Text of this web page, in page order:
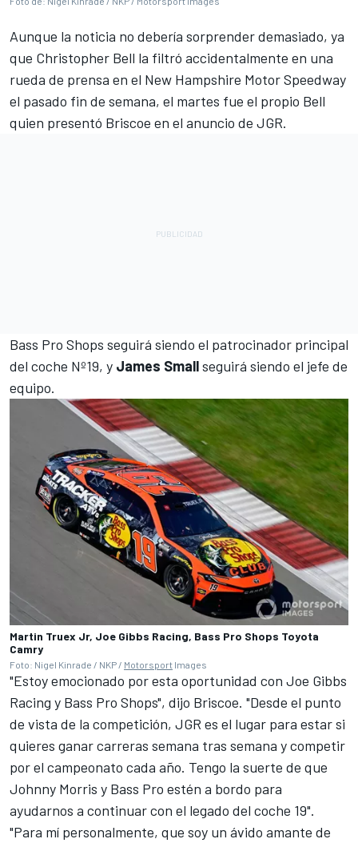
Aunque la noticia no debería sorprender demasiado, ya
que Christopher Bell la filtró accidentalmente en una
rueda de prensa en el New Hampshire Motor Speedway
el pasado fin de semana, el martes fue el propio Bell
quien presentó Briscoe en el anuncio de JGR.
Bass Pro Shops seguirá siendo el patrocinador principal
del coche Nº19, y James Smallseguirá siendo el jefe de
equipo.
Martin Truex Jr, Joe Gibbs Racing, Bass Pro Shops Toyota
Camry
Foto: Nigel Kinrade / NKP / Motorsport Images
"Estoy emocionado por esta oportunidad con Joe Gibbs
Racing y Bass Pro Shops", dijo Briscoe. "Desde el punto
de vista de la competición, JGR es el lugar para estar si
quieres ganar carreras semana tras semana y competir
por el campeonato cada año. Tengo la suerte de que
Johnny Morris y Bass Pro estén a bordo para
ayudarnos a continuar con el legado del coche 19".
"Para mí personalmente, que soy un ávido amante de